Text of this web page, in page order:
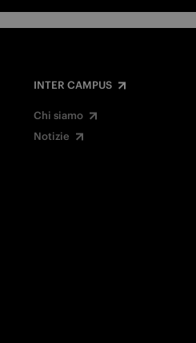
INTER CAMPUS
Chi siamo
Notizie